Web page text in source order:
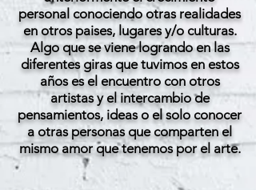
personal conociendo otras realidades
en otros paises, lugares y/o culturas.
Algo que se viene logrando en las
diferentes giras que tuvimos en estos
años es el encuentro con otros
artistas y el intercambio de
pensamientos, ideas o el solo conocer
a otras personas que comparten el
mismo amor que tenemos por el arte.